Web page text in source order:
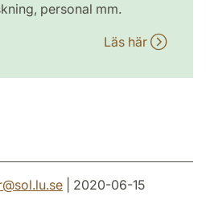
personal mm.
Läs här
@sol.lu.se | 2020-06-15